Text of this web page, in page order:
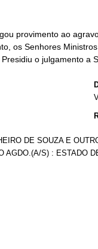
provimento ao
os Senhores
o julgamento a
DE SOUZA E
AGDO.(A/S) : ESTADO